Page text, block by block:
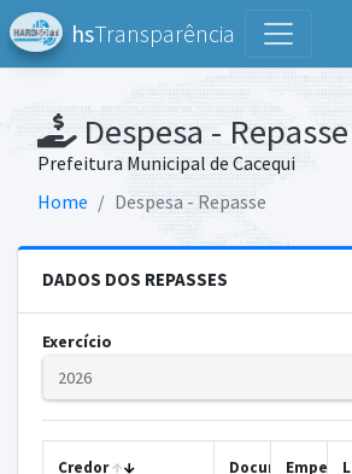
hsTransparência
Despesa - Repasse
Prefeitura Municipal de Cacequi
Home
Despesa - Repasse
DADOS DOS REPASSES
Exercício
Credor Documento